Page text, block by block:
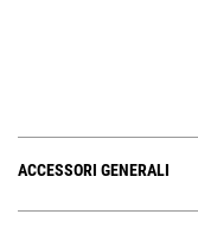
ACCESSORI GENERALI